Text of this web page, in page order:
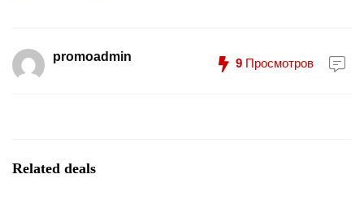
promoadmin 9 Просмотров
Related deals